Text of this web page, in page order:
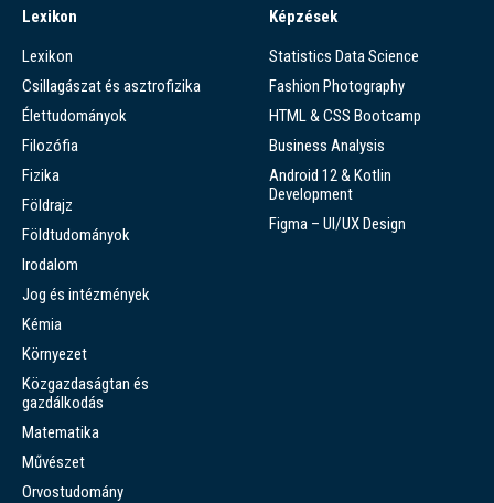
Lexikon
Lexikon
Csillagászat és asztrofizika
Élettudományok
Filozófia
Fizika
Földrajz
Földtudományok
Irodalom
Jog és intézmények
Kémia
Környezet
Közgazdaságtan és
gazdálkodás
Matematika
Művészet
Orvostudomány
Képzések
Statistics Data Science
Fashion Photography
HTML & CSS Bootcamp
Business Analysis
Android 12 & Kotlin
Development
Figma – UI/UX Design